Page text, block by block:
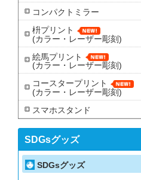
コンパクトミラー
枡プリント
(カラー・レーザー彫刻)
絵馬プリント
(カラー・レーザー彫刻)
コースタープリント
(カラー・レーザー彫刻)
スマホスタンド
SDGsグッズ
SDGsグッズ